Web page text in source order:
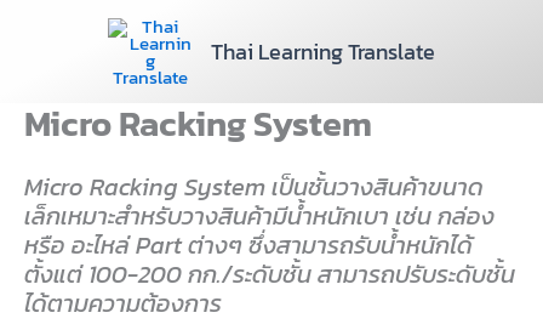
Thai Learning Translate
Micro Racking System
Micro Racking System เป็นชั้นวางสินค้าขนาด
เล็กเหมาะสำหรับวางสินค้ามีน้ำหนักเบา เช่น กล่อง
หรือ อะไหล่ Part ต่างๆ ซึ่งสามารถรับน้ำหนักได้
ตั้งแต่ 100-200 กก./ระดับชั้น สามารถปรับระดับชั้น
ได้ตามความต้องการ